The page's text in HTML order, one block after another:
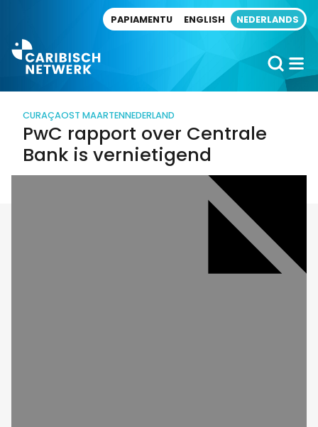
PAPIAMENTU ENGLISH NEDERLANDS
CURAÇAOST MAARTENNEDERLAND
PwC rapport over Centrale
Bank is vernietigend